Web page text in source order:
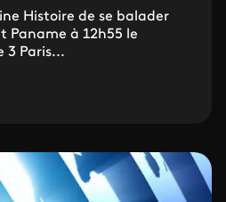
Histoire de se balader
Paname à 12h55 le
3 Paris...